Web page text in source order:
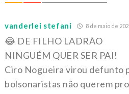
vanderlei stefani 8 de maio de
😂 DE FILHO LADRÃO
NINGUÉM QUER SER PAI!
Ciro Nogueira virou defunto
bolsonaristas não querem